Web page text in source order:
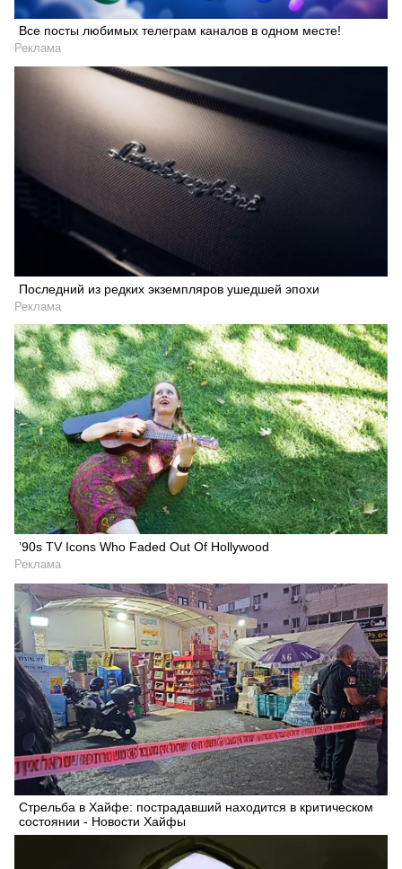
Все посты любимых телеграм каналов в одном месте!
Реклама
Последний из редких экземпляров ушедшей эпохи
Реклама
’90s TV Icons Who Faded Out Of Hollywood
Реклама
Стрельба в Хайфе: пострадавший находится в критическом
состоянии - Новости Хайфы